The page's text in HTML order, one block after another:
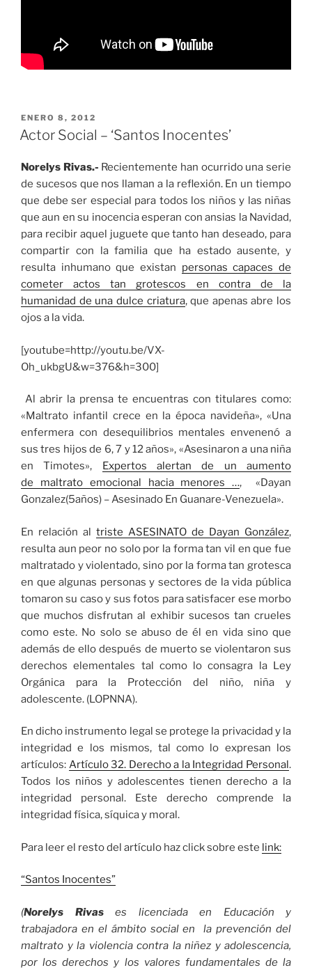
PUBLICADO
EL
ENERO 8, 2012
Actor Social – ‘Santos Inocentes’
Norelys Rivas.- Recientemente han ocurrido una serie
de sucesos que nos llaman a la reflexión. En un tiempo
que debe ser especial para todos los niños y las niñas
que aun en su inocencia esperan con ansias la Navidad,
para recibir aquel juguete que tanto han deseado, para
compartir con la familia que ha estado ausente, y
resulta inhumano que existan personas capaces de
cometer actos tan grotescos en contra de la
humanidad de una dulce criatura, que apenas abre los
ojos a la vida.
[youtube=http://youtu.be/VX-
Oh_ukbgU&w=376&h=300]
Al abrir la prensa te encuentras con titulares como:
«Maltrato infantil crece en la época navideña», «Una
enfermera con desequilibrios mentales envenenó a
sus tres hijos de 6, 7 y 12 años», «Asesinaron a una niña
en Timotes»,
Expertos alertan de un aumento
de maltrato emocional hacia menores …, «Dayan
Gonzalez(5años) – Asesinado En Guanare-Venezuela».
En relación al triste ASESINATO de Dayan González,
resulta aun peor no solo por la forma tan vil en que fue
maltratado y violentado, sino por la forma tan grotesca
en que algunas personas y sectores de la vida pública
tomaron su caso y sus fotos para satisfacer ese morbo
que muchos disfrutan al exhibir sucesos tan crueles
como este. No solo se abuso de él en vida sino que
además de ello después de muerto se violentaron sus
derechos elementales tal como lo consagra la Ley
Orgánica para la Protección del niño, niña y
adolescente. (LOPNNA).
En dicho instrumento legal se protege la privacidad y la
integridad e los mismos, tal como lo expresan los
artículos: Artículo 32. Derecho a la Integridad Personal.
Todos los niños y adolescentes tienen derecho a la
integridad personal. Este derecho comprende la
integridad física, síquica y moral.
Para leer el resto del artículo haz click sobre este link:
“Santos Inocentes”
(Norelys Rivases licenciada en Educación y
trabajadora en el ámbito social en la prevención del
maltrato y la violencia contra la niñez y adolescencia,
por los derechos y los valores fundamentales de la